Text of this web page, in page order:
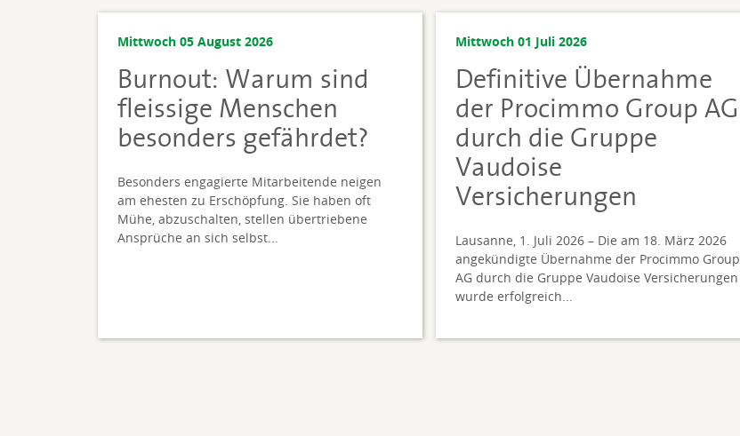
Mittwoch 05 August 2026
Burnout: Warum sind
fleissige Menschen
besonders gefährdet?
Besonders engagierte Mitarbeitende neigen
am ehesten zu Erschöpfung. Sie haben oft
Mühe, abzuschalten, stellen übertriebene
Ansprüche an sich selbst...
Mittwoch 01 Juli 2026
Definitive Übernahme
der Procimmo Group AG
durch die Gruppe
Vaudoise
Versicherungen
Lausanne, 1. Juli 2026 – Die am 18. März 2026
angekündigte Übernahme der Procimmo Group
AG durch die Gruppe Vaudoise Versicherungen
wurde erfolgreich...